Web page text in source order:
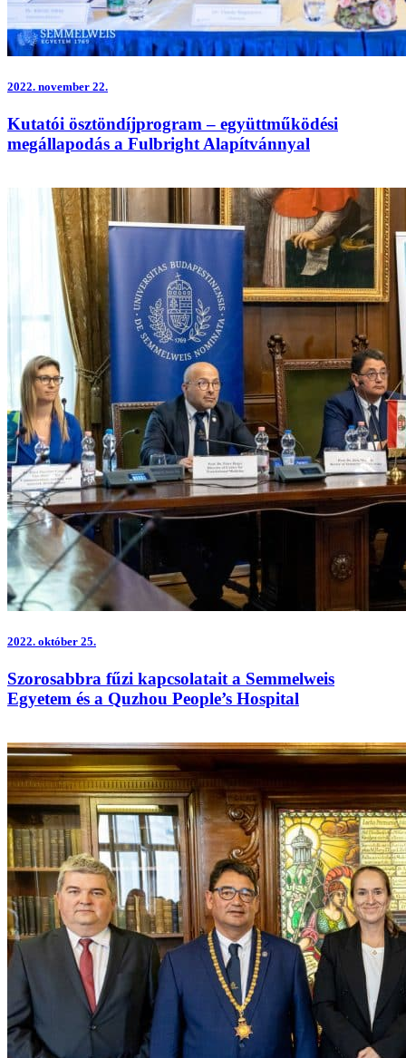
2022. november 22.
Kutatói ösztöndíjprogram – együttműködési
megállapodás a Fulbright Alapítvánnyal
2022. október 25.
Szorosabbra fűzi kapcsolatait a Semmelweis
Egyetem és a Quzhou People’s Hospital